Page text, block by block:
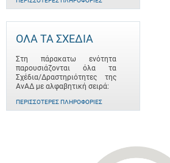
ΟΛΑ ΤΑ ΣΧΕΔΙΑ
Στη πάρακατω ενότητα
παρουσιάζονται όλα τα
Σχέδια/Δραστηριότητες της
ΑνΑΔ με αλφαβητική σειρά:
ΠΕΡΙΣΣΌΤΕΡΕΣ ΠΛΗΡΟΦΟΡΊΕΣ